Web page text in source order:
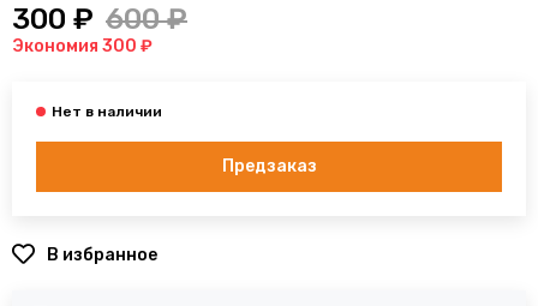
300 ₽ 600 ₽
Экономия 300 ₽
Предзаказ
В избранное